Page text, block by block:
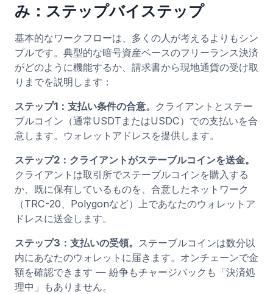
み：ステップバイステップ
基本的なワークフローは、多くの人が考えるよりもシン
プルです。典型的な暗号資産ベースのフリーランス決済
がどのように機能するか、請求書から現地通貨の受け取
りまでを説明します：
ステップ1：支払い条件の合意。 クライアントとステー
ブルコイン（通常USDTまたはUSDC）での支払いを合
意します。ウォレットアドレスを提供します。
ステップ2：クライアントがステーブルコインを送金。
クライアントは取引所でステーブルコインを購入する
か、既に保有しているものを、合意したネットワーク
（TRC-20、Polygonなど）上であなたのウォレットア
ドレスに送金します。
ステップ3：支払いの受領。 ステーブルコインは数分以
内にあなたのウォレットに届きます。オンチェーンで金
額を確認できます — 紛争もチャージバックも「決済処
理中」もありません。